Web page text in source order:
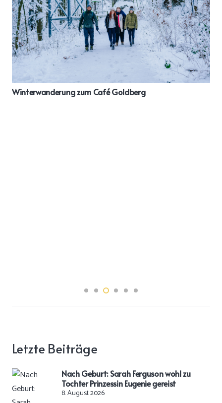
NATÜRliches CampingGlück & SinnesImpulse pur
Letzte Beiträge
Nach Geburt: Sarah Ferguson wohl zu
Tochter Prinzessin Eugenie gereist
8. August 2026